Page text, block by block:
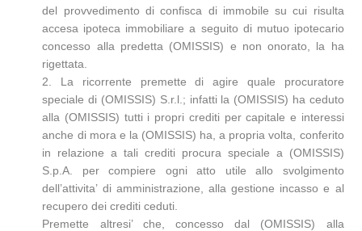
del provvedimento di confisca di immobile su cui risulta
accesa ipoteca immobiliare a seguito di mutuo ipotecario
concesso alla predetta (OMISSIS) e non onorato, la ha
rigettata.
2. La ricorrente premette di agire quale procuratore
speciale di (OMISSIS) S.r.l.; infatti la (OMISSIS) ha ceduto
alla (OMISSIS) tutti i propri crediti per capitale e interessi
anche di mora e la (OMISSIS) ha, a propria volta, conferito
in relazione a tali crediti procura speciale a (OMISSIS)
S.p.A. per compiere ogni atto utile allo svolgimento
dell’attivita’ di amministrazione, alla gestione incasso e al
recupero dei crediti ceduti.
Premette altresi’ che, concesso dal (OMISSIS) alla